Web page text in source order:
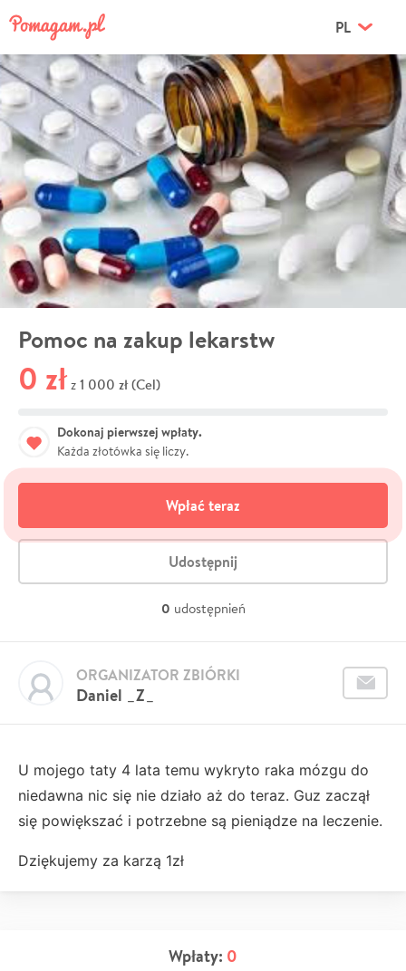
PL
Pomoc na zakup lekarstw
0 zł z 1 000 zł (Cel)
Dokonaj pierwszej wpłaty.
Każda złotówka się liczy.
Wpłać teraz
Udostępnij
0 udostępnień
Daniel _Z_
ORGANIZATOR ZBIÓRKI
U mojego taty 4 lata temu wykryto raka mózgu do
niedawna nic się nie działo aż do teraz. Guz zaczął
się powiększać i potrzebne są pieniądze na leczenie.
Dziękujemy za karzą 1zł
Wpłaty: 0